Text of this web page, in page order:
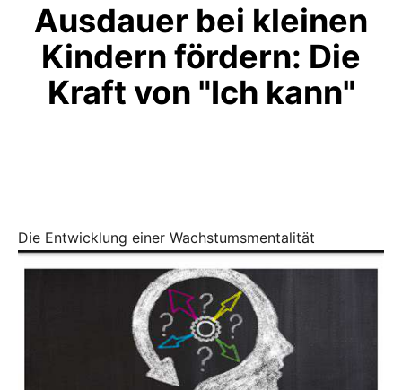
Ausdauer bei kleinen
Kindern fördern: Die
Kraft von "Ich kann"
Die Entwicklung einer Wachstumsmentalität